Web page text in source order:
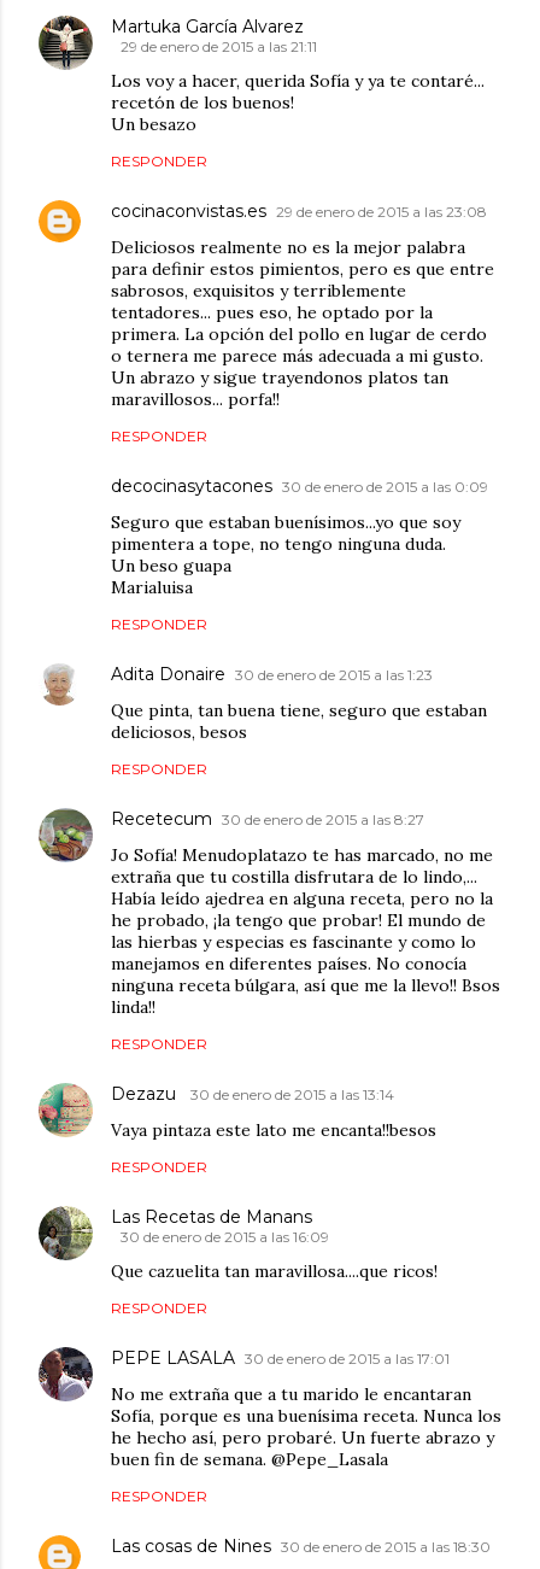
Martuka García Alvarez
29 de enero de 2015 a las 21:11
Los voy a hacer, querida Sofía y ya te contaré...
recetón de los buenos!
Un besazo
RESPONDER
cocinaconvistas.es 29 de enero de 2015 a las 23:08
Deliciosos realmente no es la mejor palabra
para definir estos pimientos, pero es que entre
sabrosos, exquisitos y terriblemente
tentadores... pues eso, he optado por la
primera. La opción del pollo en lugar de cerdo
o ternera me parece más adecuada a mi gusto.
Un abrazo y sigue trayendonos platos tan
maravillosos... porfa!!
RESPONDER
decocinasytacones 30 de enero de 2015 a las 0:09
Seguro que estaban buenísimos...yo que soy
pimentera a tope, no tengo ninguna duda.
Un beso guapa
Marialuisa
RESPONDER
Adita Donaire 30 de enero de 2015 a las 1:23
Que pinta, tan buena tiene, seguro que estaban
deliciosos, besos
RESPONDER
Recetecum 30 de enero de 2015 a las 8:27
Jo Sofía! Menudoplatazo te has marcado, no me
extraña que tu costilla disfrutara de lo lindo,...
Había leído ajedrea en alguna receta, pero no la
he probado, ¡la tengo que probar! El mundo de
las hierbas y especias es fascinante y como lo
manejamos en diferentes países. No conocía
ninguna receta búlgara, así que me la llevo!! Bsos
linda!!
RESPONDER
Dezazu 30 de enero de 2015 a las 13:14
Vaya pintaza este lato me encanta!!besos
RESPONDER
Las Recetas de Manans
30 de enero de 2015 a las 16:09
Que cazuelita tan maravillosa....que ricos!
RESPONDER
PEPE LASALA 30 de enero de 2015 a las 17:01
No me extraña que a tu marido le encantaran
Sofía, porque es una buenísima receta. Nunca los
he hecho así, pero probaré. Un fuerte abrazo y
buen fin de semana. @Pepe_Lasala
RESPONDER
Las cosas de Nines 30 de enero de 2015 a las 18:30